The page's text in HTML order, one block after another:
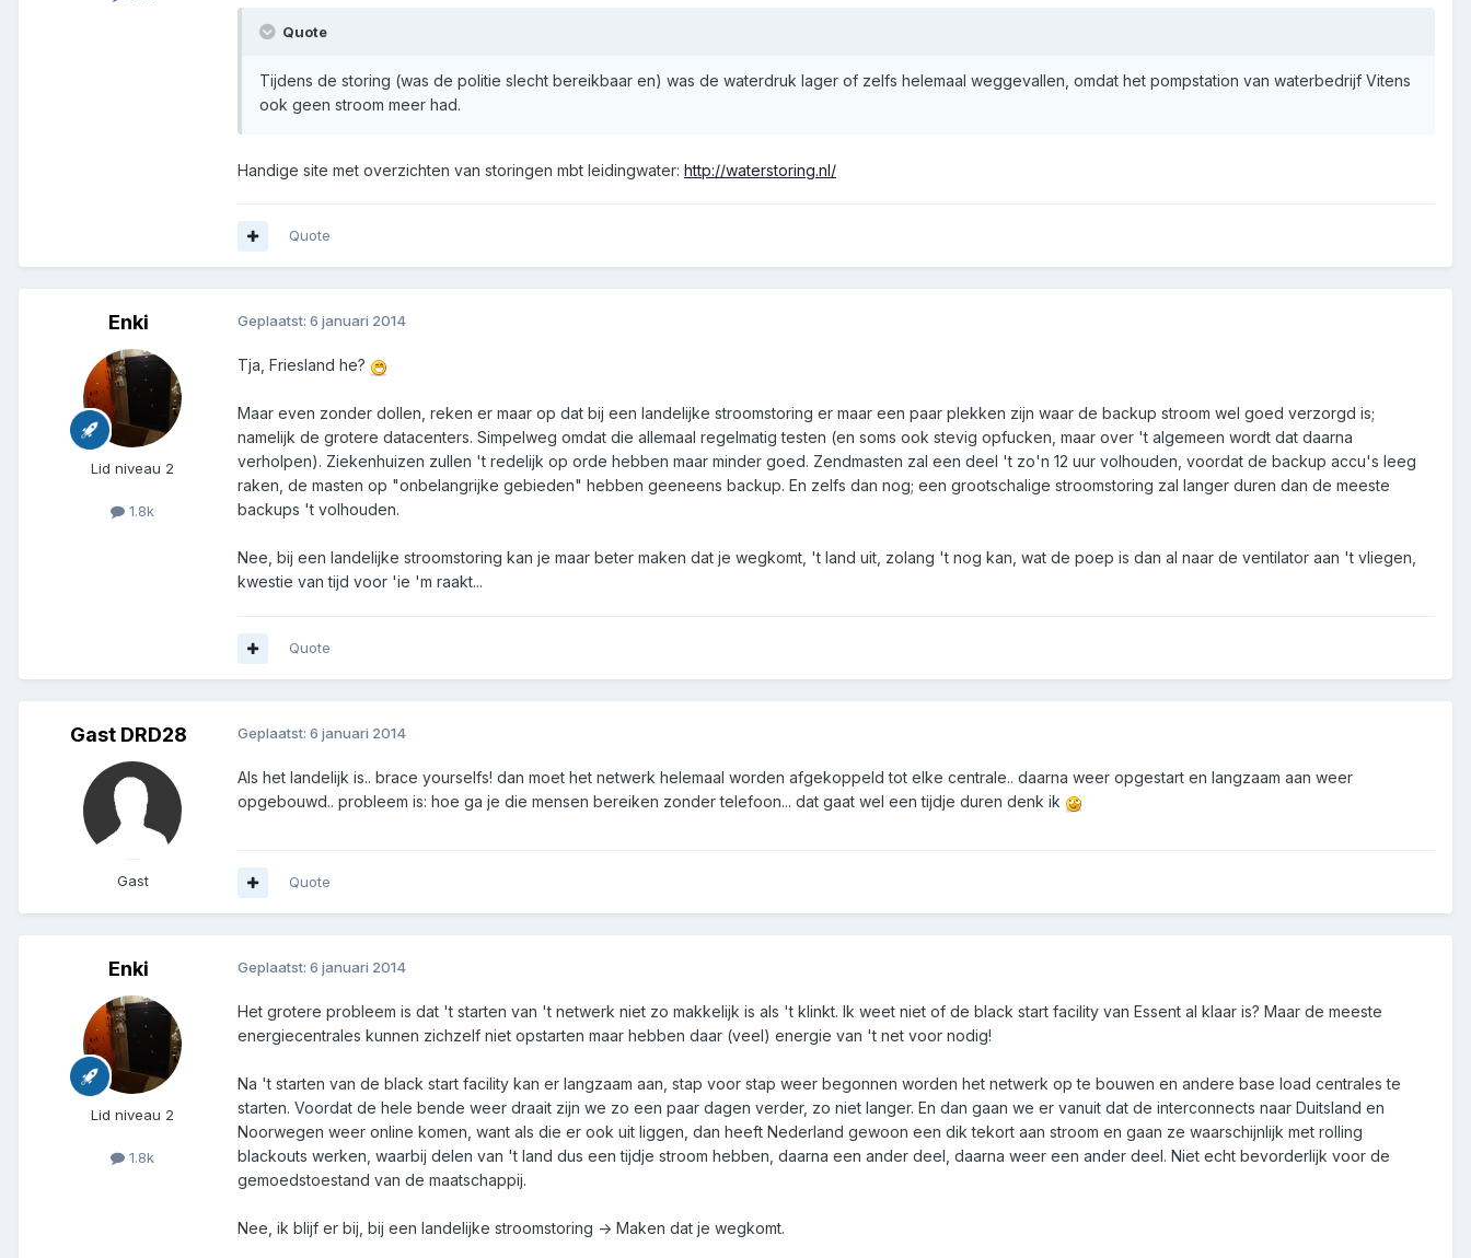
Quote
Tijdens de storing (was de politie slecht bereikbaar en) was de waterdruk lager of zelfs helemaal weggevallen, omdat het pompstation van waterbedrijf Vitens
ook geen stroom meer had.
Handige site met overzichten van storingen mbt leidingwater: http://waterstoring.nl/
Quote
Enki
Lid niveau 2
1.8k
Geplaatst: 6 januari 2014
Tja, Friesland he?
Maar even zonder dollen, reken er maar op dat bij een landelijke stroomstoring er maar een paar plekken zijn waar de backup stroom wel goed verzorgd is;
namelijk de grotere datacenters. Simpelweg omdat die allemaal regelmatig testen (en soms ook stevig opfucken, maar over 't algemeen wordt dat daarna
verholpen). Ziekenhuizen zullen 't redelijk op orde hebben maar minder goed. Zendmasten zal een deel 't zo'n 12 uur volhouden, voordat de backup accu's leeg
raken, de masten op "onbelangrijke gebieden" hebben geeneens backup. En zelfs dan nog; een grootschalige stroomstoring zal langer duren dan de meeste
backups 't volhouden.
Nee, bij een landelijke stroomstoring kan je maar beter maken dat je wegkomt, 't land uit, zolang 't nog kan, wat de poep is dan al naar de ventilator aan 't vliegen,
kwestie van tijd voor 'ie 'm raakt...
Quote
Gast DRD28
Gast
Geplaatst: 6 januari 2014
Als het landelijk is.. brace yourselfs! dan moet het netwerk helemaal worden afgekoppeld tot elke centrale.. daarna weer opgestart en langzaam aan weer
opgebouwd.. probleem is: hoe ga je die mensen bereiken zonder telefoon... dat gaat wel een tijdje duren denk ik
Quote
Enki
Lid niveau 2
1.8k
Geplaatst: 6 januari 2014
Het grotere probleem is dat 't starten van 't netwerk niet zo makkelijk is als 't klinkt. Ik weet niet of de black start facility van Essent al klaar is? Maar de meeste
energiecentrales kunnen zichzelf niet opstarten maar hebben daar (veel) energie van 't net voor nodig!
Na 't starten van de black start facility kan er langzaam aan, stap voor stap weer begonnen worden het netwerk op te bouwen en andere base load centrales te
starten. Voordat de hele bende weer draait zijn we zo een paar dagen verder, zo niet langer. En dan gaan we er vanuit dat de interconnects naar Duitsland en
Noorwegen weer online komen, want als die er ook uit liggen, dan heeft Nederland gewoon een dik tekort aan stroom en gaan ze waarschijnlijk met rolling
blackouts werken, waarbij delen van 't land dus een tijdje stroom hebben, daarna een ander deel, daarna weer een ander deel. Niet echt bevorderlijk voor de
gemoedstoestand van de maatschappij.
Nee, ik blijf er bij, bij een landelijke stroomstoring -> Maken dat je wegkomt.